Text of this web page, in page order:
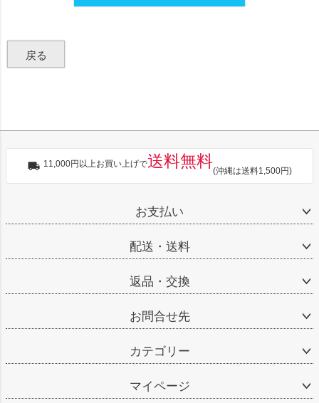
戻る
11,000円以上お買い上げで送料無料
(沖縄は送料1,500円)
お支払い
配送・送料
返品・交換
お問合せ先
カテゴリー
マイページ